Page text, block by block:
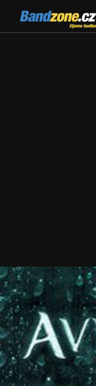
Bandzone.cz
žijeme hudbou